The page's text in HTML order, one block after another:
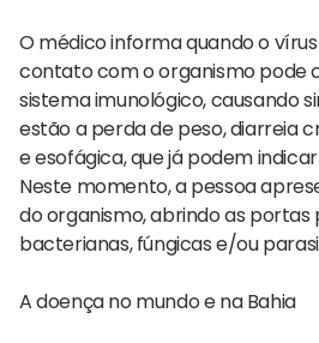
O médico informa quando o
contato com o organismo pode
sistema imunológico, causando
estão a perda de peso, diarreia
e esofágica, que já podem
Neste momento, a pessoa
do organismo, abrindo as portas
bacterianas, fúngicas e/ou
A doença no mundo e na Bahia